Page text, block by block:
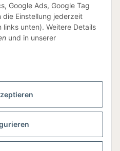
Google Ads, Google Tag
die Einstellung jederzeit
unten). Weitere Details
und in unserer